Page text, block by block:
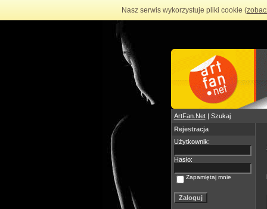
Nasz serwis wykorzystuje pliki cookie (
ArtFan.Net| Szukaj
Rejestracja
Użytkownik:
Hasło:
Zapamiętaj mnie